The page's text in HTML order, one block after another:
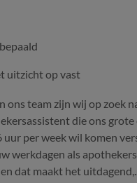
uitzicht op vast
ons team zijn wij op zoek
die ons grote
per week wil komen
werkdagen als
dat maakt het